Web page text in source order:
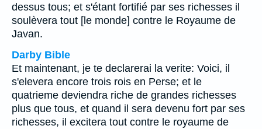
dessus tous; et s'étant fortifié par ses richesses il
soulèvera tout [le monde] contre le Royaume de
Javan.
Darby Bible
Et maintenant, je te declarerai la verite: Voici, il
s'elevera encore trois rois en Perse; et le
quatrieme deviendra riche de grandes richesses
plus que tous, et quand il sera devenu fort par ses
richesses, il excitera tout contre le royaume de